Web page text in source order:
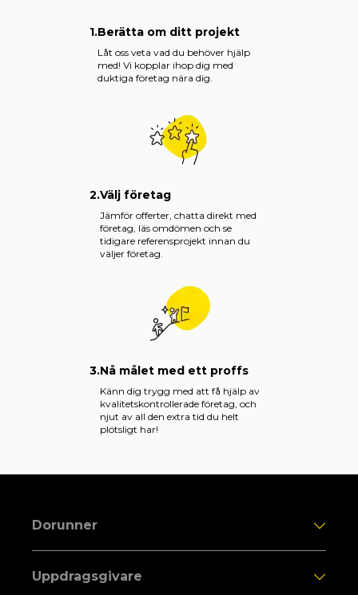
1.Berätta om ditt projekt
Låt oss veta vad du behöver hjälp
med! Vi kopplar ihop dig med
duktiga företag nära dig.
2.Välj företag
Jämför offerter, chatta direkt med
företag, läs omdömen och se
tidigare referensprojekt innan du
väljer företag.
3.Nå målet med ett proffs
Känn dig trygg med att få hjälp av
kvalitetskontrollerade företag, och
njut av all den extra tid du helt
plötsligt har!
Dorunner
Uppdragsgivare